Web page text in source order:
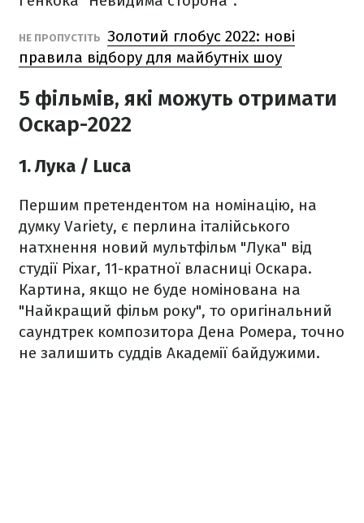
НЕ ПРОПУСТІТЬ Золотий глобус 2022: нові
правила відбору для майбутніх шоу
5 фільмів, які можуть отримати
Оскар-2022
1. Лука / Luca
Першим претендентом на номінацію, на
думку Variety, є перлина італійського
натхнення новий мультфільм "Лука" від
студії Pixar, 11-кратної власниці Оскара.
Картина, якщо не буде номінована на
"Найкращий фільм року", то оригінальний
саундтрек композитора Дена Ромера, точно
не залишить суддів Академії байдужими.